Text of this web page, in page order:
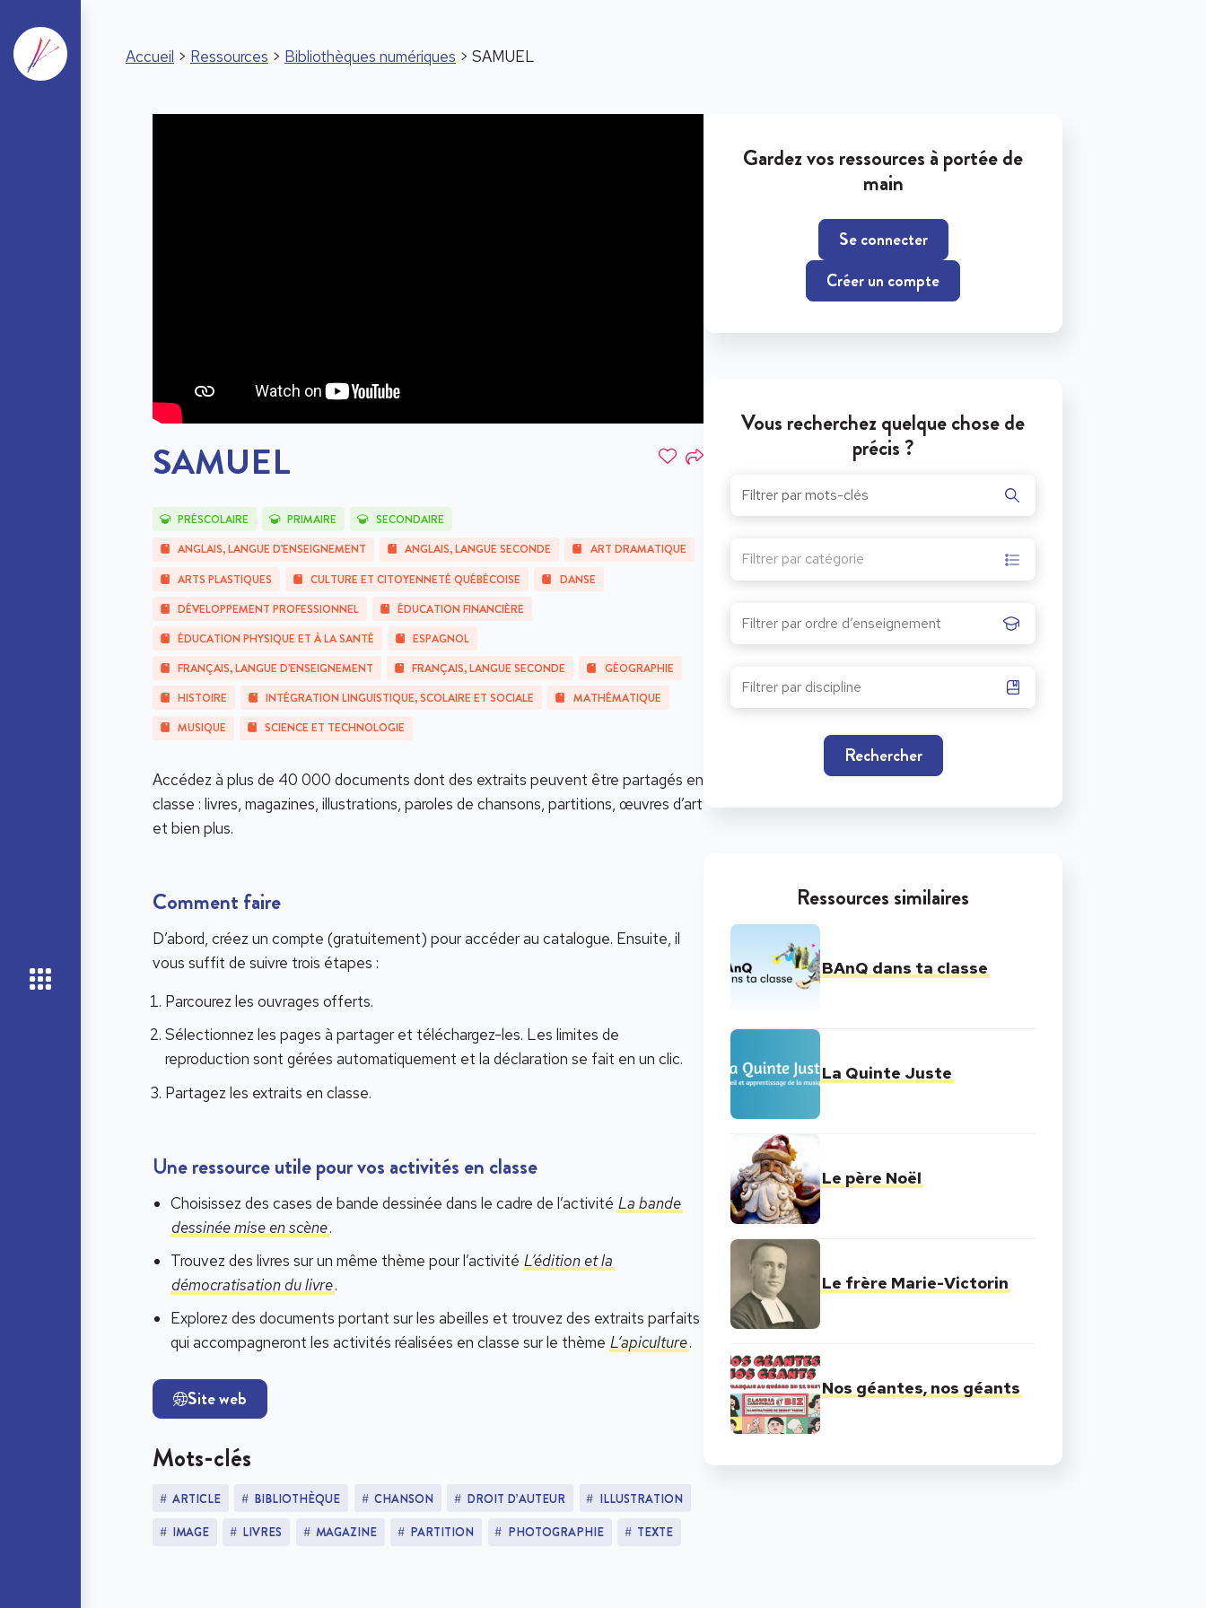
Accueil > Ressources > Bibliothèques numériques > SAMUEL
SAMUEL
PRÉSCOLAIRE PRIMAIRE
SECONDAIRE
ANGLAIS, LANGUE D’ENSEIGNEMENT
ANGLAIS, LANGUE SECONDE
ART DRAMATIQUE
ARTS PLASTIQUES
CULTURE ET CITOYENNETÉ QUÉBÉCOISE
DANSE
DÉVELOPPEMENT PROFESSIONNEL
ÉDUCATION FINANCIÈRE
ÉDUCATION PHYSIQUE ET À LA SANTÉ
ESPAGNOL
FRANÇAIS, LANGUE D’ENSEIGNEMENT
FRANÇAIS, LANGUE SECONDE
GÉOGRAPHIE
HISTOIRE
INTÉGRATION LINGUISTIQUE, SCOLAIRE ET SOCIALE
MATHÉMATIQUE
MUSIQUE
SCIENCE ET TECHNOLOGIE
Accédez à plus de 40 000 documents dont des extraits peuvent être partagés en
classe : livres, magazines, illustrations, paroles de chansons, partitions, œuvres d’art
et bien plus.
Comment faire
D’abord, créez un compte (gratuitement) pour accéder au catalogue. Ensuite, il
vous suffit de suivre trois étapes :
Parcourez les ouvrages offerts.
Sélectionnez les pages à partager et téléchargez-les. Les limites de
reproduction sont gérées automatiquement et la déclaration se fait en un clic.
Partagez les extraits en classe.
Une ressource utile pour vos activités en classe
Choisissez des cases de bande dessinée dans le cadre de l’activité La bande
dessinée mise en scène.
Trouvez des livres sur un même thème pour l’activité L’édition et la
démocratisation du livre.
Explorez des documents portant sur les abeilles et trouvez des extraits parfaits
qui accompagneront les activités réalisées en classe sur le thème L’apiculture.
Site web
Mots-clés
ARTICLE BIBLIOTHÈQUE CHANSON DROIT D’AUTEUR
ILLUSTRATION
IMAGE
LIVRES MAGAZINE PARTITION PHOTOGRAPHIE TEXTE
Gardez vos ressources à portée de
main
Se connecter
Créer un compte
Vous recherchez quelque chose de
précis ?
Filtrer par catégorie
Rechercher
Ressources similaires
BAnQ dans ta classe
La Quinte Juste
Le père Noël
Le frère Marie-Victorin
Nos géantes, nos géants